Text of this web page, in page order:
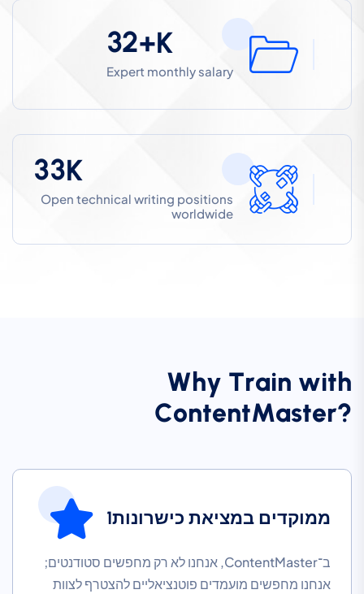
2
3 K+
Expert monthly salary
3
3 K
Open technical writing positions
worldwide
Why Train with
ContentMaster?
ממוקדים במציאת כישרונות1
ב־ContentMaster, אנחנו לא רק מחפשים סטודנטים;
אנחנו מחפשים מועמדים פוטנציאליים להצטרף לצוות